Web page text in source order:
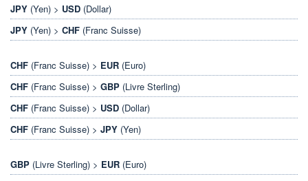
JPY (Yen) > USD (Dollar)
JPY (Yen) > CHF (Franc Suisse)
CHF (Franc Suisse) > EUR (Euro)
CHF (Franc Suisse) > GBP (Livre Sterling)
CHF (Franc Suisse) > USD (Dollar)
CHF (Franc Suisse) > JPY (Yen)
GBP (Livre Sterling) > EUR (Euro)